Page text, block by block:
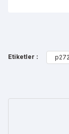
Ürün
Etiketler :